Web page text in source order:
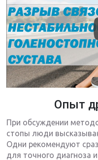
Опыт
При обсуждении
стопы люди
Одни рекомендуют
для точного диагноза